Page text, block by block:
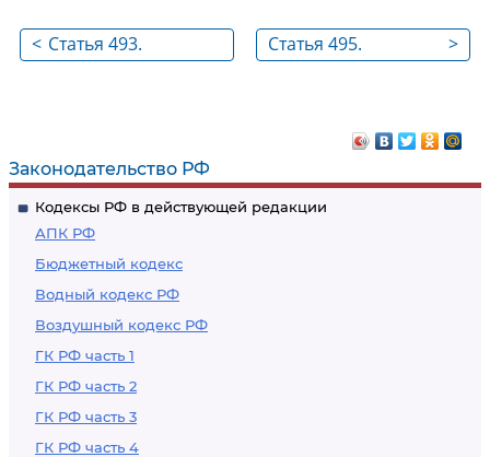
Законодательство РФ
Кодексы РФ в действующей редакции
АПК РФ
Бюджетный кодекс
Водный кодекс РФ
Воздушный кодекс РФ
ГК РФ часть 1
ГК РФ часть 2
ГК РФ часть 3
ГК РФ часть 4
< Статья 493.
потребностей
>
Статья 495.
согласия автора с
авторского
вознаграждения